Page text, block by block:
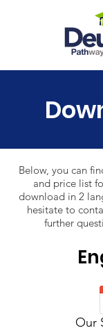
Below, you can
and price list
download in 2
hesitate to
further
Our